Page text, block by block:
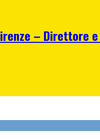
– Direttore